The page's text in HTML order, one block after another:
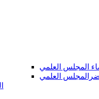
المجلس العلمي
العلمي